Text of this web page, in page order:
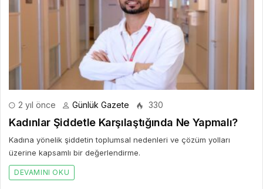
2 yıl önce Günlük Gazete 330
Kadınlar Şiddetle Karşılaştığında Ne Yapmalı?
Kadına yönelik şiddetin toplumsal nedenleri ve çözüm yolları
üzerine kapsamlı bir değerlendirme.
DEVAMINI OKU